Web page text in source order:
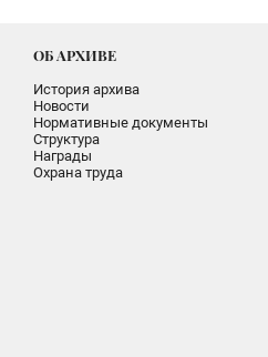
ОБ АРХИВЕ
История архива
Новости
Нормативные документы
Структура
Награды
Охрана труда